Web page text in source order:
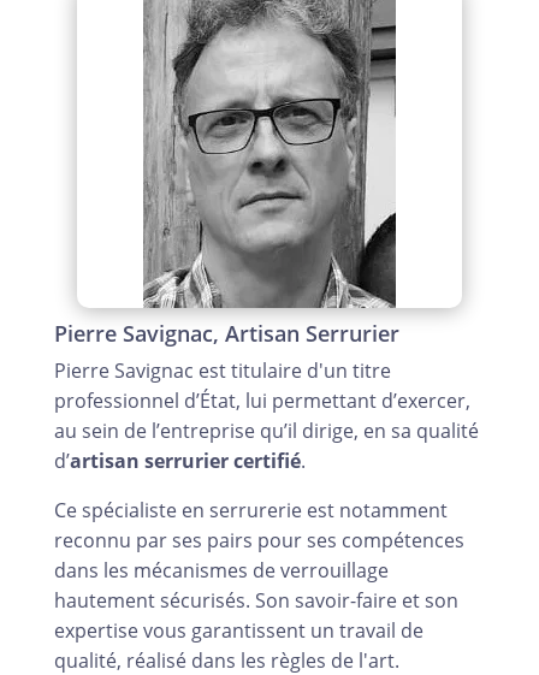
Pierre Savignac, Artisan Serrurier
Pierre Savignac est titulaire d'un titre
professionnel d’État, lui permettant d’exercer,
au sein de l’entreprise qu’il dirige, en sa qualité
d’artisan serrurier certifié.
Ce spécialiste en serrurerie est notamment
reconnu par ses pairs pour ses compétences
dans les mécanismes de verrouillage
hautement sécurisés. Son savoir-faire et son
expertise vous garantissent un travail de
qualité, réalisé dans les règles de l'art.